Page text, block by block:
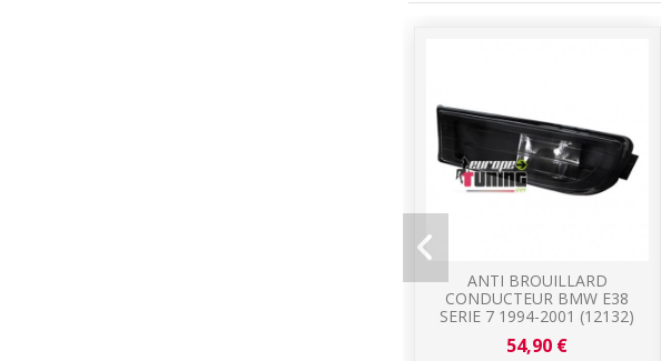
ANTI BROUILLARD
CONDUCTEUR BMW E38
SERIE 7 1994-2001 (12132)
54,90 €